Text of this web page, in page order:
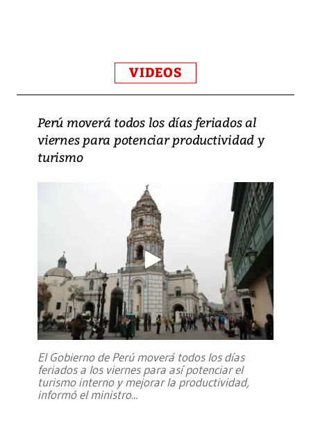
VIDEOS
Perú moverá todos los días feriados al
viernes para potenciar productividad y
turismo
El Gobierno de Perú moverá todos los días
feriados a los viernes para así potenciar el
turismo interno y mejorar la productividad,
informó el ministro...